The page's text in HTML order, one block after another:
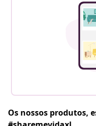
Os nossos produtos,